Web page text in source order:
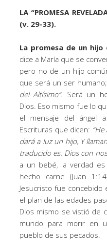
LA “PROMESA
(v. 29-33).
La promesa de un hijo
dice a María que se
pero no de un hijo
que será un ser
del Altísimo”. Será un
Dios. Eso mismo fue lo
el mensaje del ángel
Escrituras que dicen: “He
dará a luz un hijo, Y
traducido es: Dios con
a un bebé, la verdad
hecho carne (Juan
Jesucristo fue
el plan de las edades
Dios mismo se vistió de
mundo para morir en
pueblo de sus pecados.